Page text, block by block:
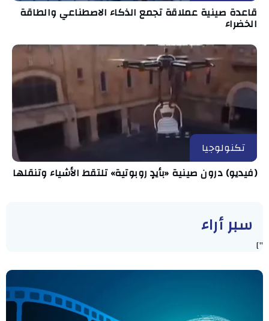
قاعدة صينية عملاقة تجمع الذكاء الاصطناعي والطاقة
الخضراء
تكنولوجيا
(فيديو) درون صينية «بأيدٍ روبوتية» تلتقط الأشياء وتنقلها
سبر أراء
"]